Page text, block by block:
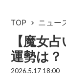
TOP ニュー
【魔女
運勢は？
2026.5.17 18:00